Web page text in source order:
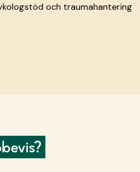
och traumahantering